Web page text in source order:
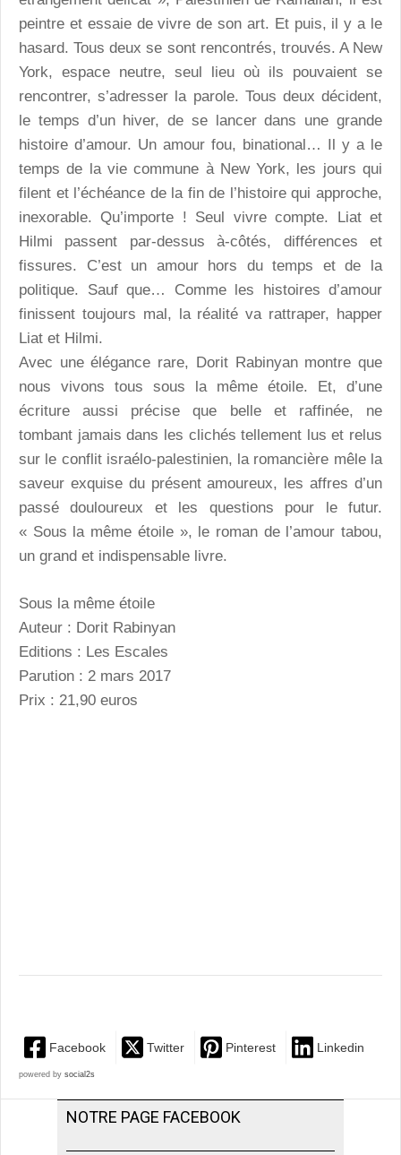
peintre et essaie de vivre de son art. Et puis, il y a le
hasard. Tous deux se sont rencontrés, trouvés. A New
York, espace neutre, seul lieu où ils pouvaient se
rencontrer, s’adresser la parole. Tous deux décident,
le temps d’un hiver, de se lancer dans une grande
histoire d’amour. Un amour fou, binational… Il y a le
temps de la vie commune à New York, les jours qui
filent et l’échéance de la fin de l’histoire qui approche,
inexorable. Qu’importe ! Seul vivre compte. Liat et
Hilmi passent par-dessus à-côtés, différences et
fissures. C’est un amour hors du temps et de la
politique. Sauf que… Comme les histoires d’amour
finissent toujours mal, la réalité va rattraper, happer
Liat et Hilmi.
Avec une élégance rare, Dorit Rabinyan montre que
nous vivons tous sous la même étoile. Et, d’une
écriture aussi précise que belle et raffinée, ne
tombant jamais dans les clichés tellement lus et relus
sur le conflit israélo-palestinien, la romancière mêle la
saveur exquise du présent amoureux, les affres d’un
passé douloureux et les questions pour le futur.
« Sous la même étoile », le roman de l’amour tabou,
un grand et indispensable livre.
Sous la même étoile
Auteur : Dorit Rabinyan
Editions : Les Escales
Parution : 2 mars 2017
Prix : 21,90 euros
Facebook Twitter Pinterest Linkedin
powered by social2s
NOTRE PAGE FACEBOOK